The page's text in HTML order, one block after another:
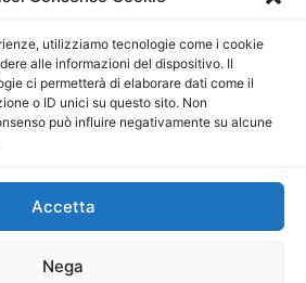
utilizziamo tecnologie come i cookie
alle informazioni del dispositivo. Il
ci permetterà di elaborare dati come il
o ID unici su questo sito. Non
può influire negativamente su alcune
Accetta
Nega
cittadini hanno diritto di sapere
i fondi”
Vaccaro